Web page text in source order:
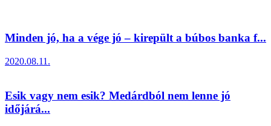
Minden jó, ha a vége jó – kirepült a búbos banka f...
2020.08.11.
Esik vagy nem esik? Medárdból nem lenne jó
időjárá...